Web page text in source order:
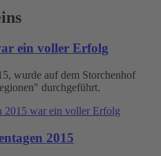
ein voller Erfolg
wurde auf dem Storchenhof
durchgeführt.
2015 war ein voller Erfolg
2015